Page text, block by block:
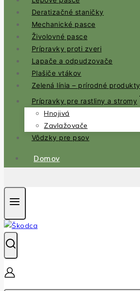
Deratizačné staničky
Mechanické pasce
Živolovné pasce
Prípravky proti zveri
Lapače a odpudzovače
Plašiče vtákov
Zelená línia – prírodné produkty
Prípravky pre rastliny a stromy
Hnojivá
Zavlažovače
Vôdzky pre psov
Domov